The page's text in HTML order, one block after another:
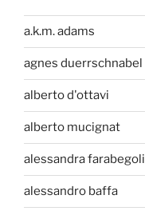
a.k.m. adams
agnes duerrschnabel
alberto d'ottavi
alberto mucignat
alessandra farabegoli
alessandro baffa